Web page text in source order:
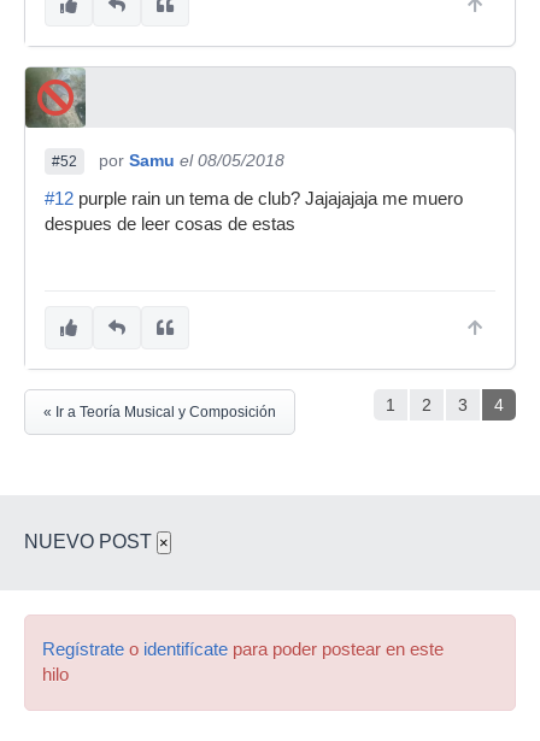
#52 por Samu el 08/05/2018
#12 purple rain un tema de club? Jajajajaja me muero
despues de leer cosas de estas
1 2 3 4
« Ir a Teoría Musical y Composición
NUEVO POST ×
Regístrate o identifícate para poder postear en este
hilo